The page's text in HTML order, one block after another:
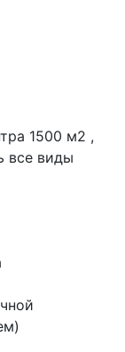
1500 м2 ,
все виды